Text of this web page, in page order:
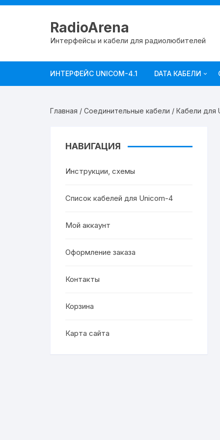
RadioArena
Интерфейсы и кабели для радиолюбителей
ИНТЕРФЕЙС UNICOM-4.1 DATA КАБЕЛИ
YAESU
Главная / Соединительные кабели / Кабели для
НАВИГАЦИЯ
Инструкции, схемы
Список кабелей для Unicom-4
Мой аккаунт
Оформление заказа
Контакты
Корзина
Карта сайта